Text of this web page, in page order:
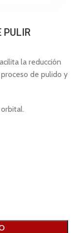
PULIR
la reducción
de pulido y